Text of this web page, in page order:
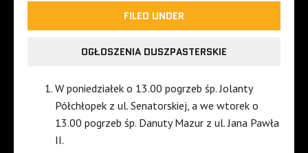
FILED UNDER
OGŁOSZENIA DUSZPASTERSKIE
W poniedziałek o 13.00 pogrzeb śp. Jolanty
Półchłopek z ul. Senatorskiej, a we wtorek o
13.00 pogrzeb śp. Danuty Mazur z ul. Jana Pawła
II.